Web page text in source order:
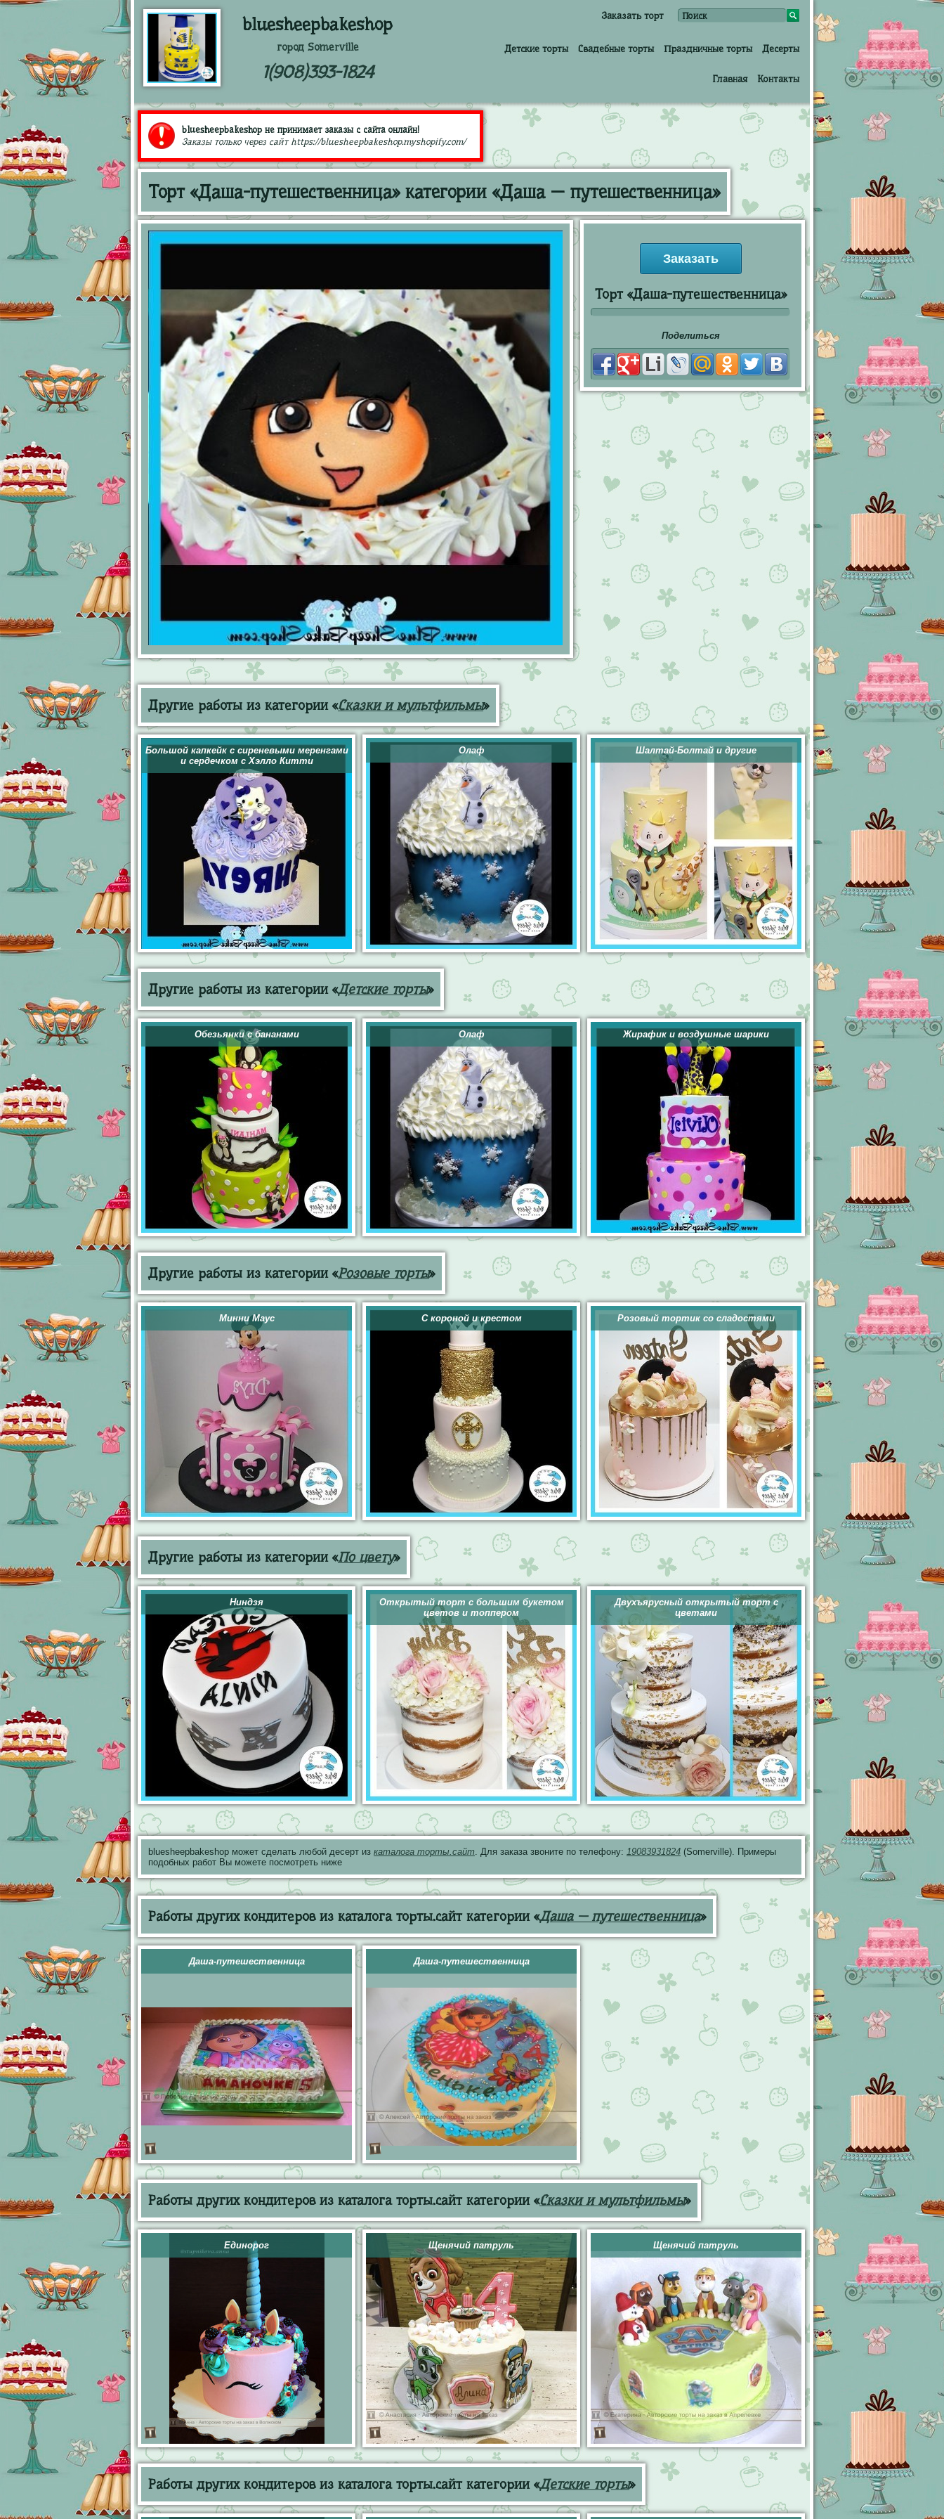
bluesheepbakeshop
город Somerville
1(908)393-1824
Заказать торт
Детские торты Свадебные торты Праздничные торты Десерты
Главная Контакты
bluesheepbakeshop не принимает заказы с сайта онлайн!
Заказы только через сайт https://bluesheepbakeshop.myshopify.com/
Торт «Даша-путешественница» категории «Даша — путешественница»
Заказать
Торт «Даша-путешественница»
Поделиться
Другие работы из категории «Сказки и мультфильмы»
Большой капкейк с сиреневыми меренгами
и сердечком с Хэлло Китти
Олаф Шалтай-Болтай и другие
Другие работы из категории «Детские торты»
Обезьянки с бананами Олаф Жирафик и воздушные шарики
Другие работы из категории «Розовые торты»
Минни Маус С короной и крестом Розовый тортик со сладостями
Другие работы из категории «По цвету»
Ниндзя
Открытый торт с большим букетом
цветов и топпером
Двухъярусный открытый торт с
цветами
bluesheepbakeshop может сделать любой десерт из каталога торты.сайт. Для заказа звоните по телефону: 19083931824 (Somerville). Примеры
подобных работ Вы можете посмотреть ниже
Работы других кондитеров из каталога торты.сайт категории «Даша — путешественница»
Даша-путешественница Даша-путешественница
Работы других кондитеров из каталога торты.сайт категории «Сказки и мультфильмы»
Единорог Щенячий патруль Щенячий патруль
Работы других кондитеров из каталога торты.сайт категории «Детские торты»